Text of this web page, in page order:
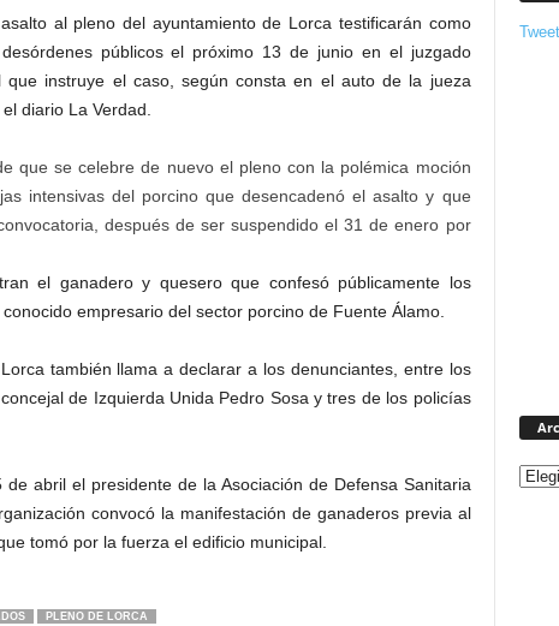
al pleno del ayuntamiento de Lorca testificarán como
públicos el próximo 13 de junio en el juzgado
instruye el caso, según consta en el auto de la jueza
diario La Verdad.
que se celebre de nuevo el pleno con la polémica moción
intensivas del porcino que desencadenó el asalto y que
después de ser suspendido el 31 de enero por
el ganadero y quesero que confesó públicamente los
empresario del sector porcino de Fuente Álamo.
también llama a declarar a los denunciantes, entre los
de Izquierda Unida Pedro Sosa y tres de los policías
abril el presidente de la Asociación de Defensa Sanitaria
convocó la manifestación de ganaderos previa al
tomó por la fuerza el edificio municipal.
PLENO DE LORCA